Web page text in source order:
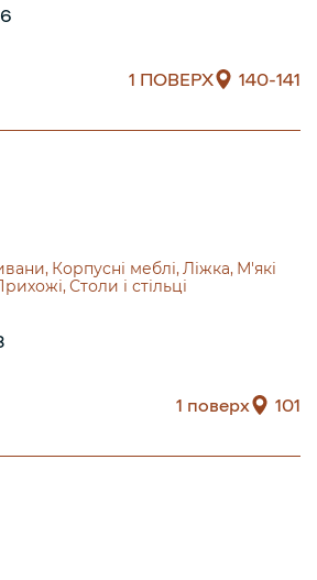
1 ПОВЕРХ 140-141
Корпусні меблі Ліжка М'які
Столи і стільці
1 поверх 101